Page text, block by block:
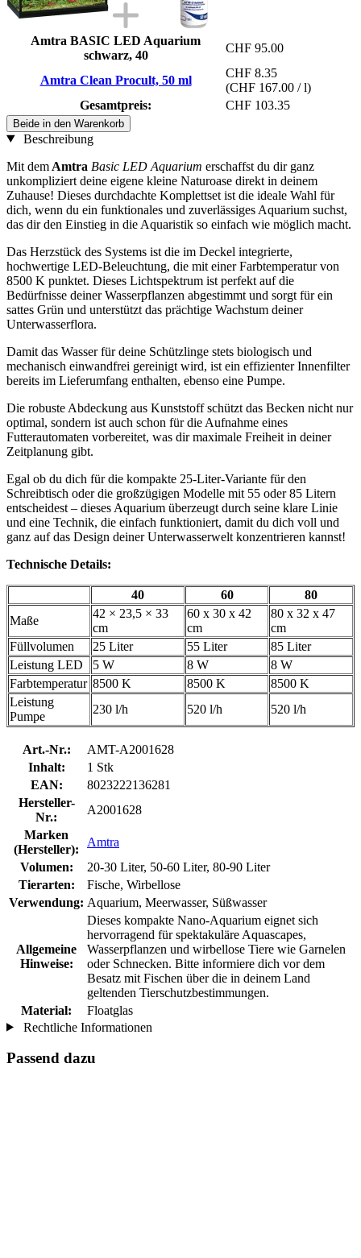
Amtra BASIC LED Aquarium
schwarz, 40
CHF 95.00
Amtra Clean Procult, 50 ml
CHF 8.35
(CHF 167.00 / l)
Gesamtpreis:
CHF 103.35
Beide in den Warenkorb
Beschreibung
Mit dem Amtra Basic LED Aquarium erschaffst du dir ganz
unkompliziert deine eigene kleine Naturoase direkt in deinem
Zuhause! Dieses durchdachte Komplettset ist die ideale Wahl für
dich, wenn du ein funktionales und zuverlässiges Aquarium suchst,
das dir den Einstieg in die Aquaristik so einfach wie möglich macht.
Das Herzstück des Systems ist die im Deckel integrierte,
hochwertige LED-Beleuchtung, die mit einer Farbtemperatur von
8500 K punktet. Dieses Lichtspektrum ist perfekt auf die
Bedürfnisse deiner Wasserpflanzen abgestimmt und sorgt für ein
sattes Grün und unterstützt das prächtige Wachstum deiner
Unterwasserflora.
Damit das Wasser für deine Schützlinge stets biologisch und
mechanisch einwandfrei gereinigt wird, ist ein effizienter Innenfilter
bereits im Lieferumfang enthalten, ebenso eine Pumpe.
Die robuste Abdeckung aus Kunststoff schützt das Becken nicht nur
optimal, sondern ist auch schon für die Aufnahme eines
Futterautomaten vorbereitet, was dir maximale Freiheit in deiner
Zeitplanung gibt.
Egal ob du dich für die kompakte 25-Liter-Variante für den
Schreibtisch oder die großzügigen Modelle mit 55 oder 85 Litern
entscheidest – dieses Aquarium überzeugt durch seine klare Linie
und eine Technik, die einfach funktioniert, damit du dich voll und
ganz auf das Design deiner Unterwasserwelt konzentrieren kannst!
Technische Details:
40 60
80
Maße
42 × 23,5 × 33
cm
60 x 30 x 42
cm
80 x 32 x 47
cm
Füllvolumen
25 Liter 55 Liter
85 Liter
Leistung LED
5 W 8 W
8 W
Farbtemperatur 8500 K 8500 K
8500 K
Leistung
Pumpe
230 l/h 520 l/h 520 l/h
Art.-Nr.:
AMT-A2001628
Inhalt:
1 Stk
EAN:
8023222136281
Hersteller-
Nr.:
A2001628
Marken
(Hersteller):
Amtra
Volumen:
20-30 Liter, 50-60 Liter, 80-90 Liter
Tierarten:
Fische, Wirbellose
Verwendung: Aquarium, Meerwasser, Süßwasser
Allgemeine
Hinweise:
Dieses kompakte Nano-Aquarium eignet sich
hervorragend für spektakuläre Aquascapes,
Wasserpflanzen und wirbellose Tiere wie Garnelen
oder Schnecken. Bitte informiere dich vor dem
Besatz mit Fischen über die in deinem Land
geltenden Tierschutzbestimmungen.
Material:
Floatglas
Rechtliche Informationen
Passend dazu